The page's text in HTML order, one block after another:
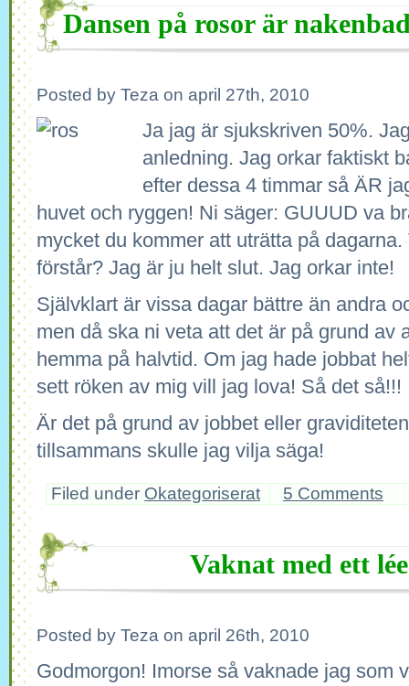
Dansen på rosor är
Posted by Teza on april 27th, 2010
Ja jag är sjukskriven 50%.
anledning. Jag orkar faktiskt
efter dessa 4 timmar så ÄR
huvet och ryggen! Ni säger: GUUUD va
mycket du kommer att uträtta på
förstår? Jag är ju helt slut. Jag orkar inte!
Självklart är vissa dagar bättre än andra
men då ska ni veta att det är på grund av
hemma på halvtid. Om jag hade jobbat
sett röken av mig vill jag lova! Så det så!!!
Är det på grund av jobbet eller
tillsammans skulle jag vilja säga!
Filed under Okategoriserat 5 Comments
Vaknat med ett
Posted by Teza on april 26th, 2010
Godmorgon! Imorse så vaknade jag som